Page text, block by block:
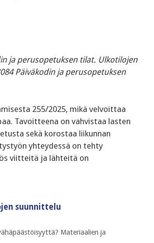
ja perusopetuksen tilat. Ulkotilojen
Päiväkodin ja perusopetuksen
255/2025, mikä velvoittaa
Tavoitteena on vahvistaa lasten
sekä korostaa liikunnan
yhteydessä on tehty
viitteitä ja lähteitä on
suunnittelu
Materiaalien ja